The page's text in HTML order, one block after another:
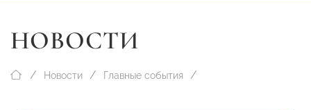
НОВОСТИ
Новости Главные события